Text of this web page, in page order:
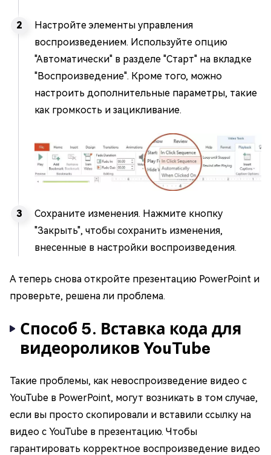
Настройте элементы управления
воспроизведением. Используйте опцию
"Автоматически" в разделе "Старт" на вкладке
"Воспроизведение". Кроме того, можно
настроить дополнительные параметры, такие
как громкость и зацикливание.
Сохраните изменения. Нажмите кнопку
"Закрыть", чтобы сохранить изменения,
внесенные в настройки воспроизведения.
А теперь снова откройте презентацию PowerPoint и
проверьте, решена ли проблема.
Способ 5. Вставка кода для
видеороликов YouTube
Такие проблемы, как невоспроизведение видео с
YouTube в PowerPoint, могут возникать в том случае,
если вы просто скопировали и вставили ссылку на
видео с YouTube в презентацию. Чтобы
гарантировать корректное воспроизведение видео